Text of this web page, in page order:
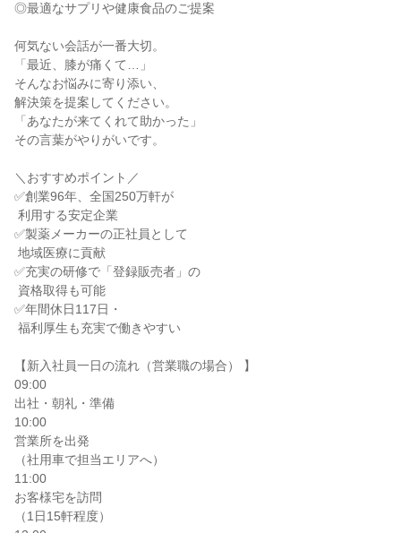
◎最適なサプリや健康食品のご提案
何気ない会話が一番大切。
「最近、膝が痛くて…」
そんなお悩みに寄り添い、
解決策を提案してください。
「あなたが来てくれて助かった」
その言葉がやりがいです。
＼おすすめポイント／
✅創業96年、全国250万軒が
✅製薬メーカーの正社員として
✅充実の研修で「登録販売者」の
✅年間休日117日・
【新入社員一日の流れ（営業職の場合） 】
09:00
出社・朝礼・準備
10:00
営業所を出発
（社用車で担当エリアへ）
11:00
お客様宅を訪問
（1日15軒程度）